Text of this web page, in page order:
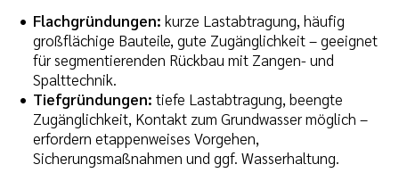
Flachgründungen: kurze Lastabtragung, häufig
großflächige Bauteile, gute Zugänglichkeit – geeignet
für segmentierenden Rückbau mit Zangen- und
Spalttechnik.
Tiefgründungen: tiefe Lastabtragung, beengte
Zugänglichkeit, Kontakt zum Grundwasser möglich –
erfordern etappenweises Vorgehen,
Sicherungsmaßnahmen und ggf. Wasserhaltung.